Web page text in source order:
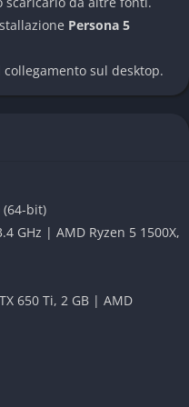
è strategico e profondo,
può effettuare un’azione
elementali, permettendo
tuoi alleati. Una volta
persino convincere le
uno degli aspetti più
è unico sia nell’estetica
percorribili su più
Questi ambienti sono
ambientali che
Persona 5
sul desktop.
(64-bit)
GHz | AMD Ryzen 5 1500X,
650 Ti, 2 GB | AMD